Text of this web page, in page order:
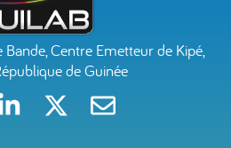
Centre Emetteur de Kipé,
de Guinée